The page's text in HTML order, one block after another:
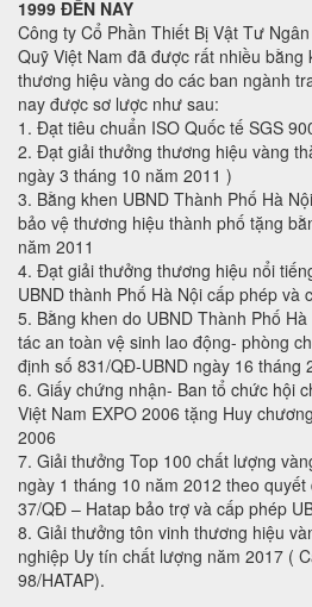
1999 ĐẾN NAY
Công ty Cổ Phần Thiết Bị Vật Tư
Quỹ Việt Nam đã được rất nhiều bằng
thương hiệu vàng do các ban ngành
nay được sơ lược như sau:
1. Đạt tiêu chuẩn ISO Quốc tế SGS
2. Đạt giải thưởng thương hiệu vàng
ngày 3 tháng 10 năm 2011 )
3. Bằng khen UBND Thành Phố Hà
bảo vệ thương hiệu thành phố tặng
năm 2011
4. Đạt giải thưởng thương hiệu nổi
UBND thành Phố Hà Nội cấp phép và
5. Bằng khen do UBND Thành Phố
tác an toàn vệ sinh lao động- phòng
định số 831/QĐ-UBND ngày 16 tháng
6. Giấy chứng nhận- Ban tổ chức hội
Việt Nam EXPO 2006 tặng Huy
2006
7. Giải thưởng Top 100 chất lượng
ngày 1 tháng 10 năm 2012 theo
37/QĐ – Hatap bảo trợ và cấp phép
8. Giải thưởng tôn vinh thương hiệu
nghiệp Uy tín chất lượng năm 2017 (
98/HATAP).